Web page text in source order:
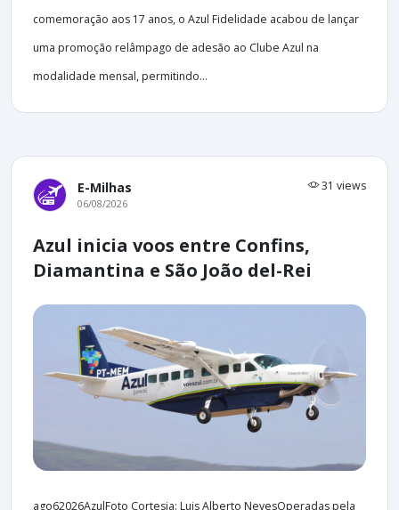
comemoração aos 17 anos, o Azul Fidelidade acabou de lançar
uma promoção relâmpago de adesão ao Clube Azul na
modalidade mensal, permitindo...
E-Milhas 31 views
06/08/2026
Azul inicia voos entre Confins,
Diamantina e São João del-Rei
ago62026AzulFoto Cortesia: Luis Alberto NevesOperadas pela